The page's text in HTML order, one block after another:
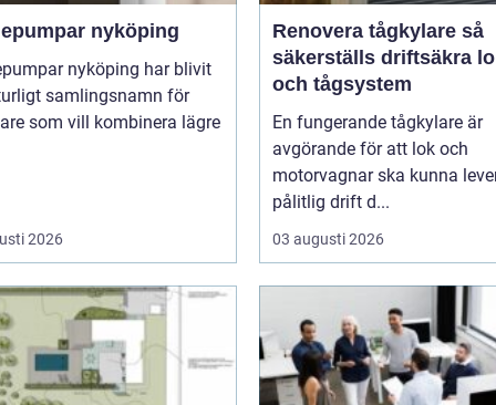
nyköping
nyköping har blivit
samlingsnamn för
som vill kombinera lägre
2026
Renovera tågkylare så
säkerställs driftsäkra
och tågsystem
En fungerande tågkylare är
avgörande för att lok och
motorvagnar ska kunna
pålitlig drift d...
03 augusti 2026